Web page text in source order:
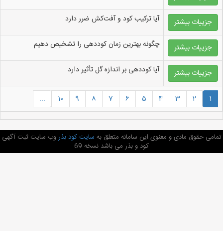
جزییات بیشتر آیا ترکیب کود و آفت‌کش ضرر دارد
جزییات بیشتر چگونه بهترین زمان کوددهی را تشخیص دهیم
جزییات بیشتر آیا کوددهی بر اندازه گل تأثیر دارد
1
2
3
4
5
6
7
8
9
10
...
تمامی حقوق مادی و معنوی این سامانه متعلق به سایت کود بذروب سایت ثبت آگهی
کود و بذر می باشد نسخه 69